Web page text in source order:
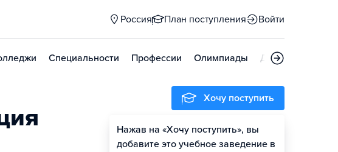
Россия План поступления Войти
Специальности Профессии Олимпиады Дни открытых
Хочу поступить
Нажав на «Хочу поступить», вы
добавите это учебное заведение в
Оценить шансы